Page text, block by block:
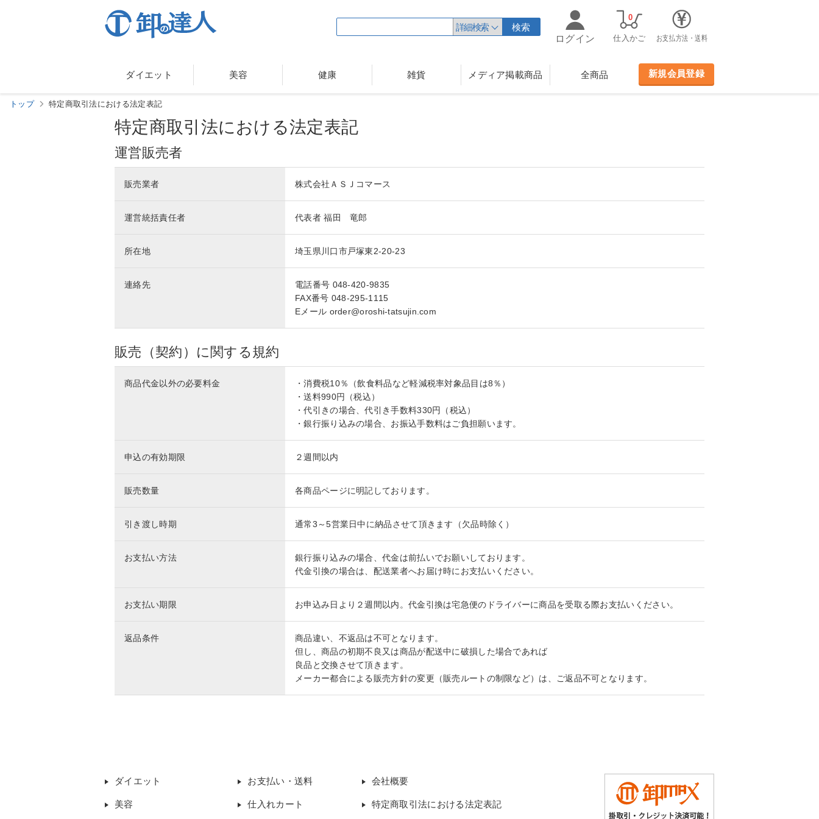
詳細検索
検索
ログイン
仕入かご
0
お支払方法・送料
ダイエット 美容 健康 雑貨 メディア掲載商品 全商品 新規会員登録
トップ 特定商取引法における法定表記
特定商取引法における法定表記
運営販売者
販売業者 株式会社ＡＳＪコマース
運営統括責任者 代表者 福田 竜郎
所在地 埼玉県川口市戸塚東2-20-23
連絡先
電話番号 048-420-9835
FAX番号 048-295-1115
Eメール order@oroshi-tatsujin.com
販売（契約）に関する規約
商品代金以外の必要料金
・消費税10％（飲食料品など軽減税率対象品目は8％）
・送料990円（税込）
・代引きの場合、代引き手数料330円（税込）
・銀行振り込みの場合、お振込手数料はご負担願います。
申込の有効期限 ２週間以内
販売数量 各商品ページに明記しております。
引き渡し時期 通常3～5営業日中に納品させて頂きます（欠品時除く）
お支払い方法
銀行振り込みの場合、代金は前払いでお願いしております。
代金引換の場合は、配送業者へお届け時にお支払いください。
お支払い期限 お申込み日より２週間以内。代金引換は宅急便のドライバーに商品を受取る際お支払いください。
返品条件
商品違い、不返品は不可となります。
但し、商品の初期不良又は商品が配送中に破損した場合であれば
良品と交換させて頂きます。
メーカー都合による販売方針の変更（販売ルートの制限など）は、ご返品不可となります。
ダイエット
美容
お支払い・送料
仕入れカート
会社概要
特定商取引法における法定表記